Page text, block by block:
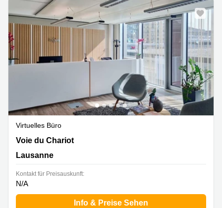
Virtuelles Büro
Voie du Chariot 3,4. Stock, Lausanne
Voie du Chariot
Lausanne
Kontakt für Preisauskunft:
N/A
Info & Preise Sehen